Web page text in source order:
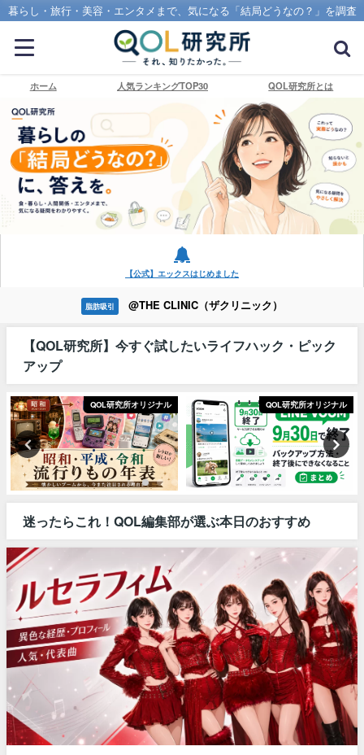
暮らし・旅行・美容・エンタメまで、気になる「結局どうなの？」を調査
ホーム 人気ランキングTOP30 QOL研究所とは
【公式】エックスはじめました
脂肪吸引 @THE CLINIC（ザクリニック）
【QOL研究所】今すぐ試したいライフハック・ピック
アップ
QOL研究所オリジナル QOL研究所オリジナル
迷ったらこれ！QOL編集部が選ぶ本日のおすすめ